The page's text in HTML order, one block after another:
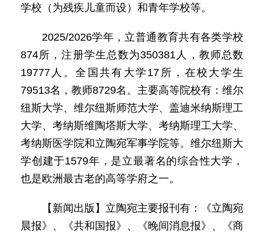
学校（为残疾儿童而设）和青年学校等。
2025/2026学年，立普通教育共有各类学校
874所，注册学生总数为350381人，教师总数
19777人。全国共有大学17所，在校大学生
79513名，教师8729名。主要高等院校有：维尔
纽斯大学、维尔纽斯师范大学、盖迪米纳斯理工
大学、考纳斯维陶塔斯大学、考纳斯理工大学、
考纳斯医学院和立陶宛军事学院等。维尔纽斯大
学创建于1579年，是立最著名的综合性大学，
也是欧洲最古老的高等学府之一。
【新闻出版】立陶宛主要报刊有：《立陶宛
晨报》、《共和国报》、《晚间消息报》、《商